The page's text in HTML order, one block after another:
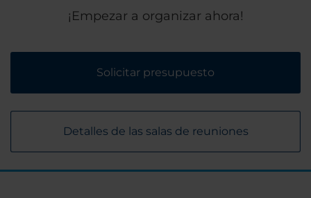
¡Empezar a organizar ahora!
Solicitar presupuesto
Detalles de las salas de reuniones